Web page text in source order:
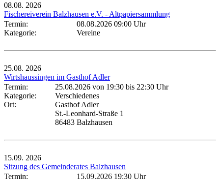
08.08. 2026
Fischereiverein Balzhausen e.V. - Altpapiersammlung
Termin:
08.08.2026 09:00 Uhr
Kategorie:
Vereine
25.08. 2026
Wirtshaussingen im Gasthof Adler
Termin:
25.08.2026 von 19:30 bis 22:30 Uhr
Kategorie:
Verschiedenes
Ort:
Gasthof Adler
St.-Leonhard-Straße 1
86483 Balzhausen
15.09. 2026
Sitzung des Gemeinderates Balzhausen
Termin:
15.09.2026 19:30 Uhr